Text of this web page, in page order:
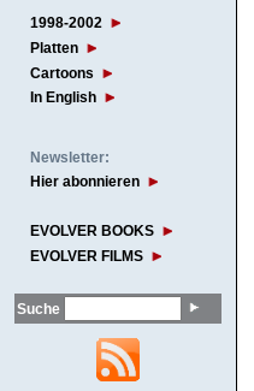
1998-2002
Platten
Cartoons
In English
Newsletter:
Hier abonnieren
EVOLVER BOOKS
EVOLVER FILMS
Suche